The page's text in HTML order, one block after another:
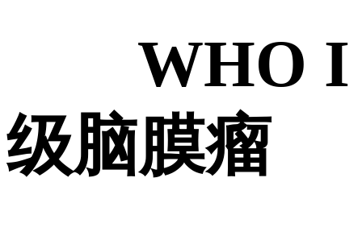
WHO I
级脑膜瘤